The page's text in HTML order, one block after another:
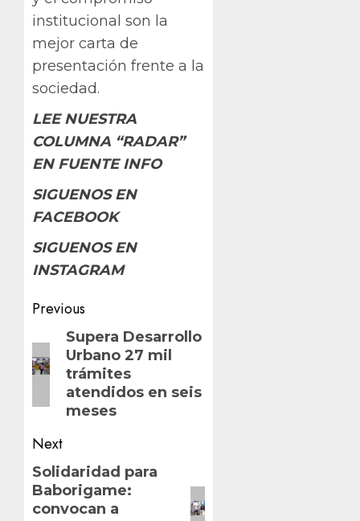
institucional son la
mejor carta de
presentación frente a la
sociedad.
LEE NUESTRA
COLUMNA “RADAR”
EN FUENTE INFO
SIGUENOS EN
FACEBOOK
SIGUENOS EN
INSTAGRAM
Post
navigation
Previous
Previous
post:
Supera Desarrollo
Urbano 27 mil
trámites
atendidos en seis
meses
Next
Next
post:
Solidaridad para
Baborigame:
convocan a